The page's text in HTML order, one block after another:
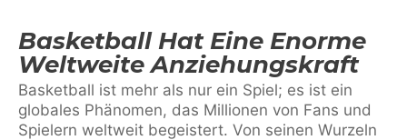
Basketball Hat Eine Enorme
Weltweite Anziehungskraft
Basketball ist mehr als nur ein Spiel; es ist ein
globales Phänomen, das Millionen von Fans und
Spielern weltweit begeistert. Von seinen Wurzeln